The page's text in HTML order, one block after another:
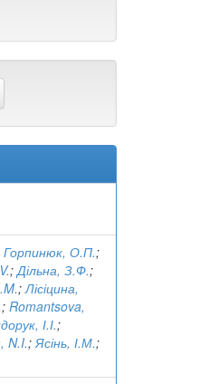
Горпинюк, О.П.;
;Дільна, З.Ф.;
;Лісіцина,
; Romantsova,
І.І.;
N.I.;Ясінь, І.М.;